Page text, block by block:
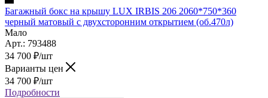
Багажный бокс на крышу LUX IRBIS 206 2060*750*360
черный матовый с двухсторонним открытием (об.470л)
Мало
Арт.: 793488
34 700 ₽/шт
Варианты цен
34 700 ₽/шт
Подробности